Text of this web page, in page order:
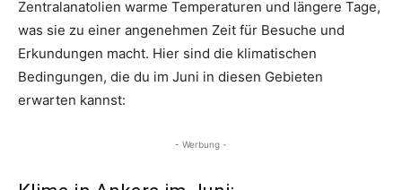
Zentralanatolien warme Temperaturen und längere Tage,
was sie zu einer angenehmen Zeit für Besuche und
Erkundungen macht. Hier sind die klimatischen
Bedingungen, die du im Juni in diesen Gebieten
erwarten kannst:
- Werbung -